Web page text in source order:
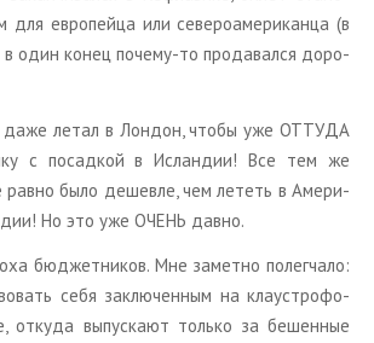
для ев­ро­пей­ца или се­ве­ро­аме­ри­кан­ца (в
в один конец по­че­му-то про­да­вал­ся до­ро­
даже летал в Лон­дон, чтобы уже ОТ­ТУ­ДА
с по­сад­кой в Ис­лан­дии! Все тем же
равно было де­шев­ле, чем ле­теть в Аме­ри­
Но это уже ОЧЕНЬ давно.
бюд­жет­ни­ков. Мне за­мет­но по­лег­ча­ло:
себя за­клю­чен­ным на клау­стро­фо­
от­ку­да вы­пус­ка­ют толь­ко за бе­шен­ные